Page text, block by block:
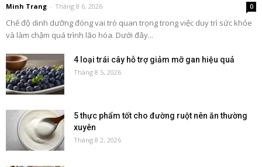
Minh Trang - Tháng 8 6, 2026 0
Chế độ dinh dưỡng đóng vai trò quan trọng trong việc duy trì sức khỏe
và làm chậm quá trình lão hóa. Dưới đây...
4 loại trái cây hỗ trợ giảm mỡ gan hiệu quả
Tháng 8 5, 2026
5 thực phẩm tốt cho đường ruột nên ăn thường
xuyên
Tháng 8 2, 2026